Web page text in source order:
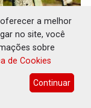
a melhor
no site, você
sobre
de Cookies
Continuar